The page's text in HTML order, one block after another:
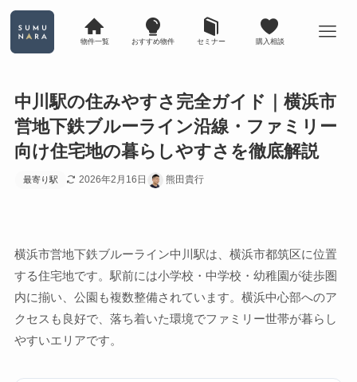
物件一覧 おすすめ物件 セミナー 購入相談
中川駅の住みやすさ完全ガイド｜横浜市
営地下鉄ブルーライン沿線・ファミリー
向け住宅地の暮らしやすさを徹底解説
最寄り駅 2026年2月16日 熊田貴行
横浜市営地下鉄ブルーライン中川駅は、横浜市都筑区に位置
する住宅地です。駅前には小学校・中学校・幼稚園が徒歩圏
内に揃い、公園も複数整備されています。横浜中心部へのア
クセスも良好で、落ち着いた環境でファミリー世帯が暮らし
やすいエリアです。